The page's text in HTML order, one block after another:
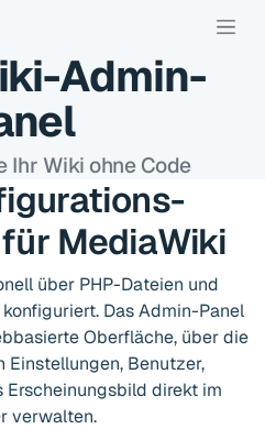
Admin-
Ihr Wiki ohne Code
MediaWiki
über PHP-Dateien und
Das Admin-Panel
Oberfläche, über die
Benutzer,
Erscheinungsbild direkt im
verwalten.